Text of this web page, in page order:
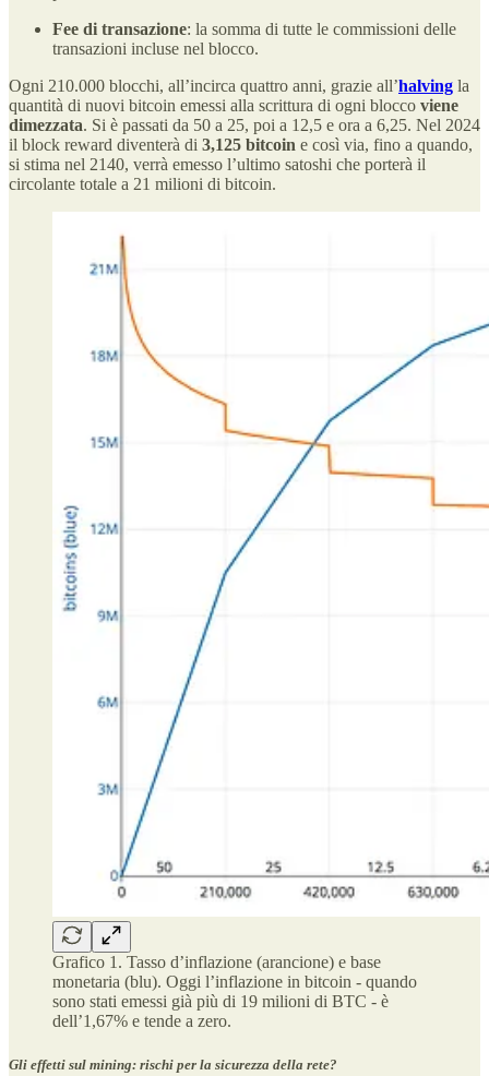
Fee di transazione: la somma di tutte le commissioni delle
transazioni incluse nel blocco.
Ogni 210.000 blocchi, all’incirca quattro anni, grazie all’halving la
quantità di nuovi bitcoin emessi alla scrittura di ogni blocco viene
dimezzata. Si è passati da 50 a 25, poi a 12,5 e ora a 6,25. Nel 2024
il block reward diventerà di 3,125 bitcoin e così via, fino a quando,
si stima nel 2140, verrà emesso l’ultimo satoshi che porterà il
circolante totale a 21 milioni di bitcoin.
Grafico 1. Tasso d’inflazione (arancione) e base
monetaria (blu). Oggi l’inflazione in bitcoin - quando
sono stati emessi già più di 19 milioni di BTC - è
dell’1,67% e tende a zero.
Gli effetti sul mining: rischi per la sicurezza della rete?